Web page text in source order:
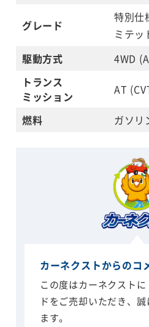
グレード
特別
ミテッ
駆動方式
4WD
トランス
ミッション
AT
燃料 ガソリ
カーネクストからのコ
この度はカーネクスト
ドをご売却いただき、
ます。